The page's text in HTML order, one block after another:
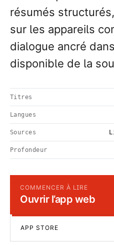
résumés
sur les appareils
dialogue ancré
disponible de la
Titres
Langues
Sources
Profondeur
COMMENCER À LIRE
Ouvrir l’app web
APP STORE